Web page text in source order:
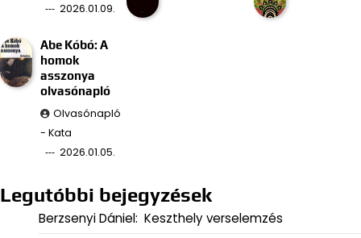
2026.01.09.
Abe Kóbó: A
homok
asszonya
olvasónapló
Olvasónapló
- Kata
2026.01.05.
Legutóbbi bejegyzések
Berzsenyi Dániel: Keszthely verselemzés